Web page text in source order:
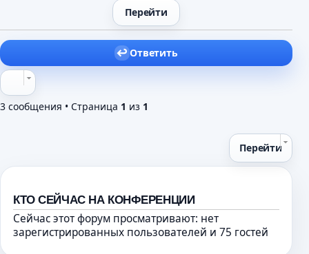
Ответить
3 сообщения • Страница 1 из 1
Перейти
КТО СЕЙЧАС НА КОНФЕРЕНЦИИ
Сейчас этот форум просматривают: нет
зарегистрированных пользователей и 75 гостей